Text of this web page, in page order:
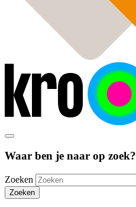
Waar ben je naar op zoek?
Zoeken
Zoeken